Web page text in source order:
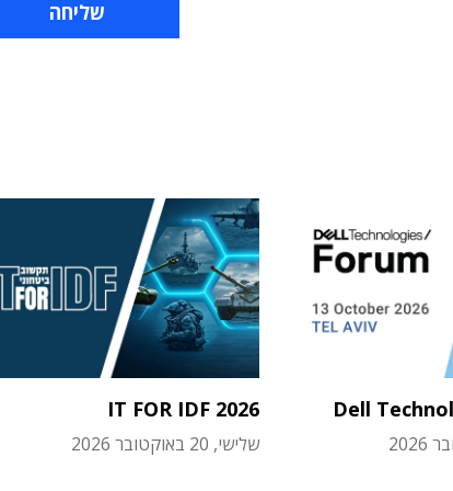
Dell
IT FOR IDF 2026
שלישי, 20 באוקטובר 2026